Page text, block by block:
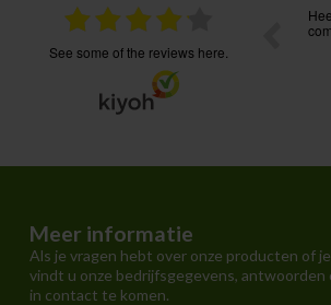
see some of the reviews here.
goede service, bestelling goed te volgen.
Meer informatie
Als je vragen hebt over onze producten of
vindt u onze bedrijfsgegevens,
in contact te komen.